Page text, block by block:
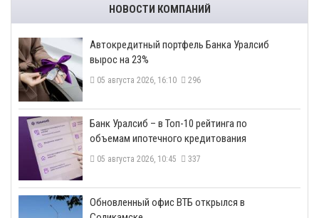
НОВОСТИ КОМПАНИЙ
​Автокредитный портфель Банка Уралсиб
вырос на 23%
05 августа 2026, 16:10 296
​Банк Уралсиб – в Топ-10 рейтинга по
объемам ипотечного кредитования
05 августа 2026, 10:45 337
​Обновленный офис ВТБ открылся в